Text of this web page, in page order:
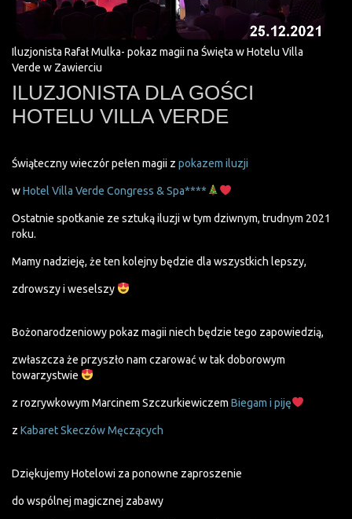
Iluzjonista Rafał Mulka- pokaz magii na Święta w Hotelu Villa
Verde w Zawierciu
ILUZJONISTA DLA GOŚCI
HOTELU VILLA VERDE
Świąteczny wieczór pełen magii z pokazem iluzji
wHotel Villa Verde Congress & Spa****
Ostatnie spotkanie ze sztuką iluzji w tym dziwnym, trudnym 2021
roku.
Mamy nadzieję, że ten kolejny będzie dla wszystkich lepszy,
zdrowszy i weselszy
Bożonarodzeniowy pokaz magii niech będzie tego zapowiedzią,
zwłaszcza że przyszło nam czarować w tak doborowym
towarzystwie
z rozrywkowym Marcinem Szczurkiewiczem Biegam i piję
z Kabaret Skeczów Męczących
Dziękujemy Hotelowi za ponowne zaproszenie
do wspólnej magicznej zabawy